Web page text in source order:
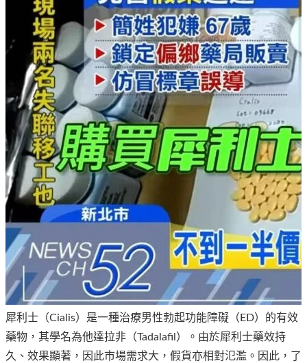
犀利士（Cialis）是一種治療男性勃起功能障礙（ED）的有效
藥物，其學名為他達拉非（Tadalafil）。由於犀利士藥效持
久、效果顯著，因此市場需求大，假貨亦相對氾濫。因此，了